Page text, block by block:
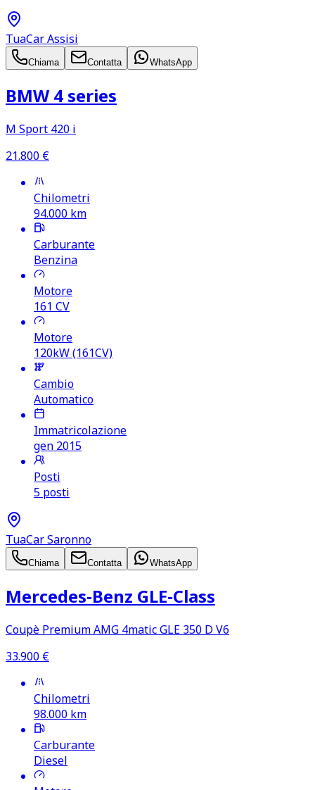
TuaCar Assisi
Chiama Contatta WhatsApp
BMW 4 series
M Sport 420 i
21.800 €
Chilometri
94.000 km
Carburante
Benzina
Motore
161 CV
Motore
120kW (161CV)
Cambio
Automatico
Immatricolazione
gen 2015
Posti
5 posti
TuaCar Saronno
Chiama Contatta WhatsApp
Mercedes‑Benz GLE‑Class
Coupè Premium AMG 4matic GLE 350 D V6
33.900 €
Chilometri
98.000 km
Carburante
Diesel